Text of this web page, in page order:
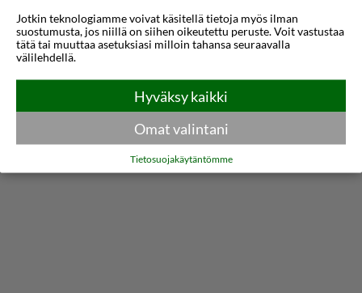
liikematkalla tai lomalla.
Jokainen huone Monte Kristo Hotelissa on
pakopaikka kiireisen päivän jälkeen. Vierailla on
mukaan lukien kodikkaat yhden hengen huoneet,
tilavat kahden hengen huoneet ja tyylikkäät sviitit.
Näytä lisää
Jotkin teknologiamme voivat käsitellä tietoja myös ilman
suostumusta, jos niillä on siihen oikeutettu peruste. Voit vastustaa
tätä tai muuttaa asetuksiasi milloin tahansa seuraavalla
välilehdellä.
Hyväksy kaikki
Omat valintani
Tietosuojakäytäntömme